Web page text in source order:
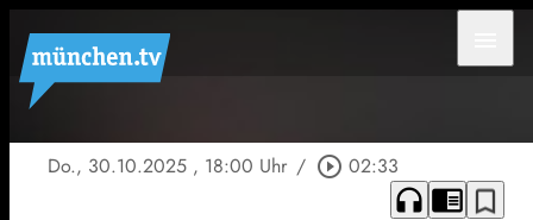
Do., 30.10.2025 , 18:00 Uhr / play_circle_outline 02:33
headphones chrome_reader_mode bookmark_border